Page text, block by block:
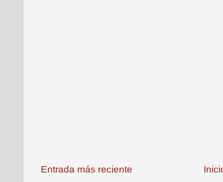
Entrada más reciente